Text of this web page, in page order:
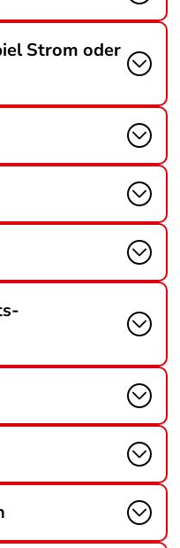
Strom oder